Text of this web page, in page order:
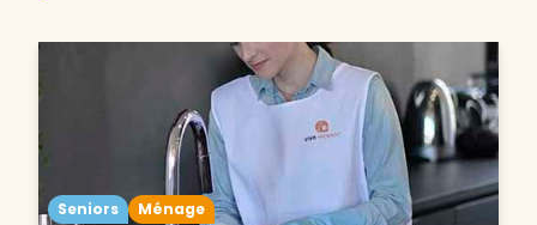
Seniors Ménage